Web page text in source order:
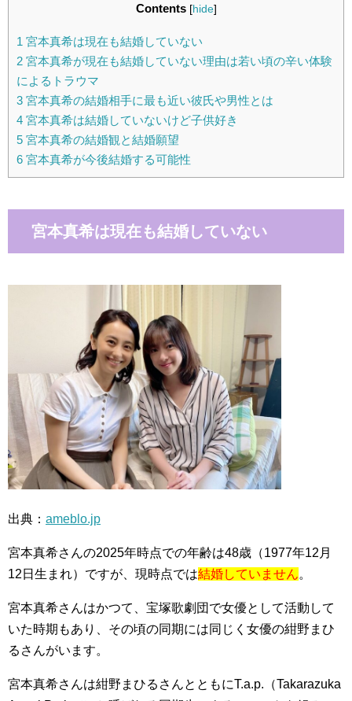
Contents [hide]
1 宮本真希は現在も結婚していない
2 宮本真希が現在も結婚していない理由は若い頃の辛い体験
によるトラウマ
3 宮本真希の結婚相手に最も近い彼氏や男性とは
4 宮本真希は結婚していないけど子供好き
5 宮本真希の結婚観と結婚願望
6 宮本真希が今後結婚する可能性
宮本真希は現在も結婚していない
出典： ameblo.jp
宮本真希さんの2025年時点での年齢は48歳（1977年12月
12日生まれ）ですが、現時点では結婚していません。
宮本真希さんはかつて、宝塚歌劇団で女優として活動して
いた時期もあり、その頃の同期には同じく女優の紺野まひ
るさんがいます。
宮本真希さんは紺野まひるさんとともにT.a.p.（Takarazuka